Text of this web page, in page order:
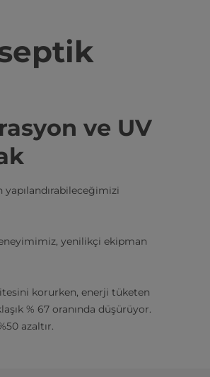
ve UV
yenilikçi ekipman
korurken, enerji tüketen
% 67 oranında düşürüyor.
azaltır.